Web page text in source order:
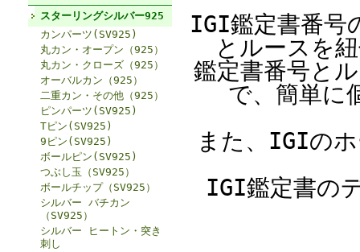
スターリングシルバー925
カンパーツ(SV925)
丸カン・オープン（925）
丸カン・クローズ（925）
オーバルカン（925）
二重カン・その他（925）
ピンパーツ(SV925)
Tピン(SV925)
9ピン(SV925)
ボールピン(SV925)
つぶし玉（SV925）
ボールチップ（SV925）
シルバー バチカン
（SV925）
シルバー ヒートン・突き
刺し
IGI鑑定書番号
とルースを
鑑定書番号と
で、簡単に
また、IGIの
IGI鑑定書の